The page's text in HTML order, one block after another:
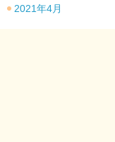
2021年4月